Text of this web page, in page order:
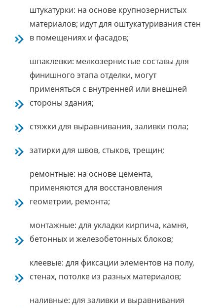
штукатурки: на основе крупнозернистых
материалов; идут для оштукатуривания стен
в помещениях и фасадов;
шпаклевки: мелкозернистые составы для
финишного этапа отделки, могут
применяться с внутренней или внешней
стороны здания;
стяжки для выравнивания, заливки пола;
затирки для швов, стыков, трещин;
ремонтные: на основе цемента,
применяются для восстановления
геометрии, ремонта;
монтажные: для укладки кирпича, камня,
бетонных и железобетонных блоков;
клеевые: для фиксации элементов на полу,
стенах, потолке из разных материалов;
наливные: для заливки и выравнивания